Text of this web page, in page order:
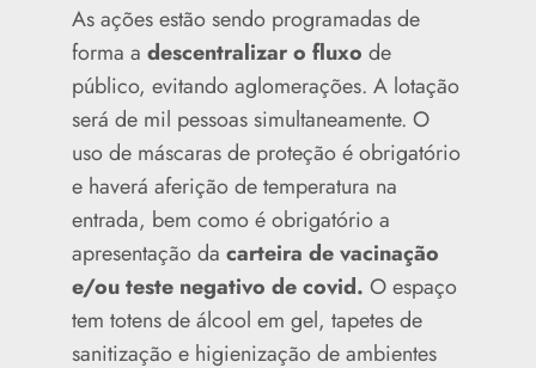
As ações estão sendo programadas de
forma a descentralizar o fluxo de
público, evitando aglomerações. A lotação
será de mil pessoas simultaneamente. O
uso de máscaras de proteção é obrigatório
e haverá aferição de temperatura na
entrada, bem como é obrigatório a
apresentação da carteira de vacinação
e/ou teste negativo de covid. O espaço
tem totens de álcool em gel, tapetes de
sanitização e higienização de ambientes